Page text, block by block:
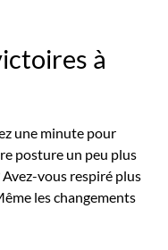
à
une minute pour
posture un peu plus
vous respiré plus
les changements